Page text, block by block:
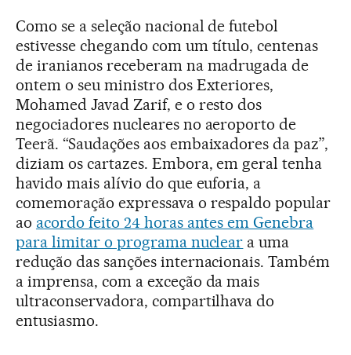
Como se a seleção nacional de futebol
estivesse chegando com um título, centenas
de iranianos receberam na madrugada de
ontem o seu ministro dos Exteriores,
Mohamed Javad Zarif, e o resto dos
negociadores nucleares no aeroporto de
Teerã. “Saudações aos embaixadores da paz”,
diziam os cartazes. Embora, em geral tenha
havido mais alívio do que euforia, a
comemoração expressava o respaldo popular
ao acordo feito 24 horas antes em Genebra
para limitar o programa nuclear a uma
redução das sanções internacionais. Também
a imprensa, com a exceção da mais
ultraconservadora, compartilhava do
entusiasmo.